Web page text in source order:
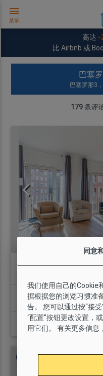
menu
菜单
高达 -
比 Airbnb 或
巴塞
巴塞罗那3
179条评
6
间卧室
3
起
110€
同意
我们使用自己的Cookie
据根据您的浏览习惯准
告。 您可以通过按“接
“配置”按钮更改设置，
用它们。 有关更多信息